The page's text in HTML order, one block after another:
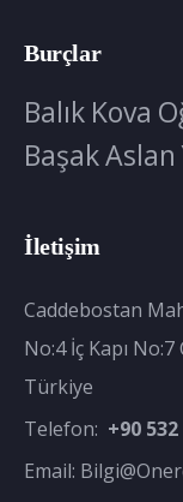
Burçlar
Balık Kova
BaşakAslan
İletişim
Caddebostan
No:4 İç Kapı
Türkiye
Telefon: +90
Email: